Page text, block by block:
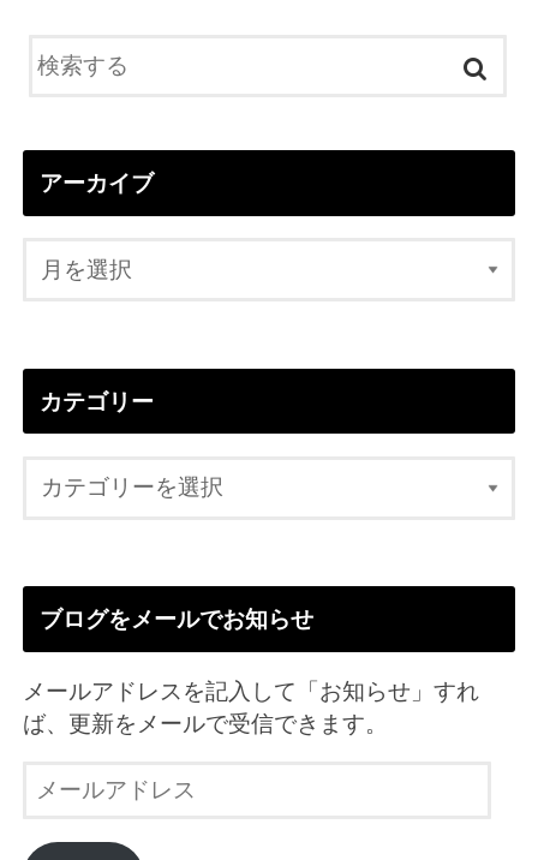
アーカイブ
カテゴリー
ブログをメールでお知らせ
メールアドレスを記入して「お知らせ」すれ
ば、更新をメールで受信できます。
ル